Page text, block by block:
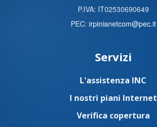
P.IVA: IT02530690649
PEC: irpinianetcom@pec.it
Servizi
L'assistenza INC
I nostri piani Internet
Verifica copertura